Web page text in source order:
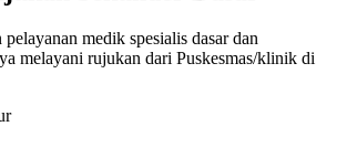
medik spesialis dasar dan
melayani rujukan dari Puskesmas/klinik di